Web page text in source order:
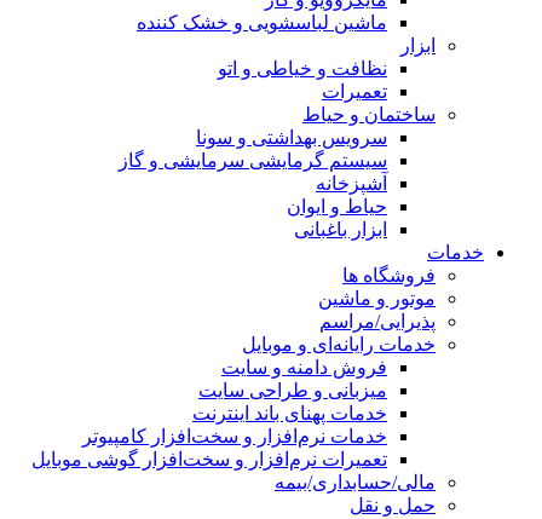
ماشین لباسشویی و خشک کننده
ابزار
نظافت و خیاطی و اتو
تعمیرات
ساختمان و حیاط
سرویس بهداشتی و سونا
سیستم گرمایشی سرمایشی و گاز
آشپزخانه
حیاط و ایوان
ابزار باغبانی
خدمات
فروشگاه ها
موتور و ماشین
پذیرایی/مراسم
خدمات رایانه‌ای و موبایل
فروش دامنه و سایت
میزبانی و طراحی سایت
خدمات پهنای باند اینترنت
خدمات نرم‌افزار و سخت‌افزار کامپیوتر
تعمیرات نرم‌افزار و سخت‌افزار گوشی موبایل
مالی/حسابداری/بیمه
حمل و نقل